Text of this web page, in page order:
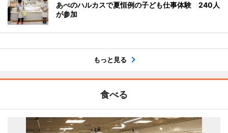
あべのハルカスで夏恒例の子ども仕事体験 240人
が参加
もっと見る
食べる